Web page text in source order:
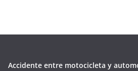
Accidente entre motocicleta y